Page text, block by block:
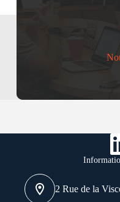
2 Rue de la